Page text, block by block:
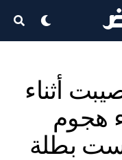
أثناء
هجوم
بطلة